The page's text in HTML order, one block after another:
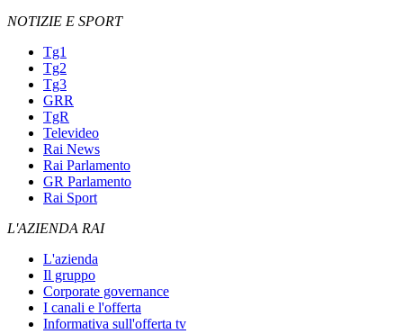
NOTIZIE E SPORT
Tg1
Tg2
Tg3
GRR
TgR
Televideo
Rai News
Rai Parlamento
GR Parlamento
Rai Sport
L'AZIENDA RAI
L'azienda
Il gruppo
Corporate governance
I canali e l'offerta
Informativa sull'offerta tv